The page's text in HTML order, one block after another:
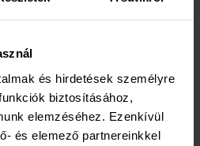
és hirdetések személyre
biztosításához,
elemzéséhez. Ezenkívül
és elemező partnereinkkel